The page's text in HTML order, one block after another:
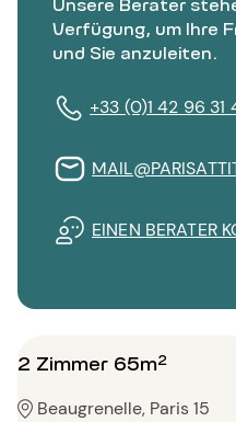
Verfügung, um Ihre
und Sie anzuleiten.
+33 (0)1 42 96 31
EINEN BERATER
2 Zimmer 65m²
Beaugrenelle, Paris 15